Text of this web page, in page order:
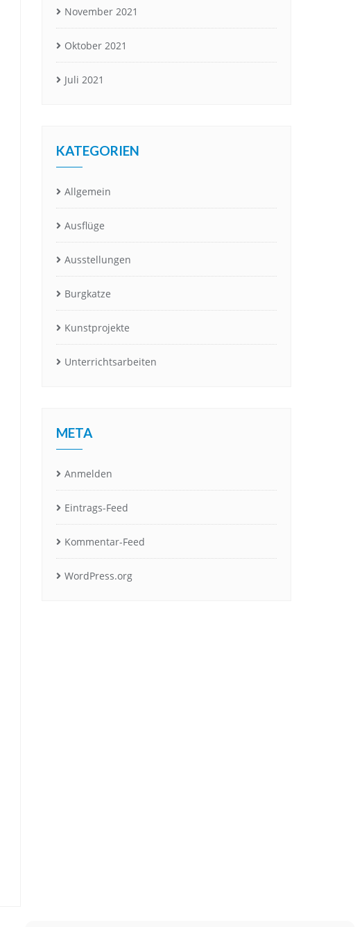
November 2021
Oktober 2021
Juli 2021
KATEGORIEN
Allgemein
Ausflüge
Ausstellungen
Burgkatze
Kunstprojekte
Unterrichtsarbeiten
META
Anmelden
Eintrags-Feed
Kommentar-Feed
WordPress.org